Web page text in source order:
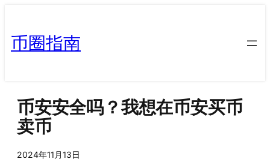
币圈指南
币安安全吗？我想在币安买币
卖币
2024年11月13日